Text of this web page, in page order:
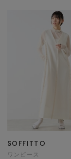
SOFFITTO
ワンピース